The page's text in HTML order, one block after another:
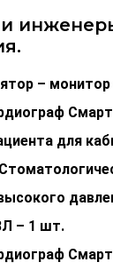
– монитор
для
– 1 шт.